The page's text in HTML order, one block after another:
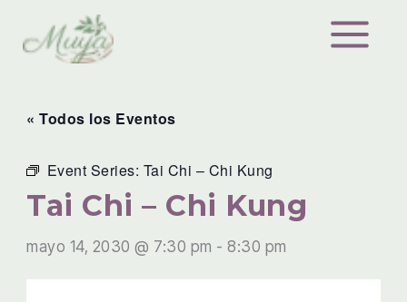
contenido
« Todos los Eventos
Event Series: Tai Chi – Chi Kung
Tai Chi – Chi Kung
mayo 14, 2030 @ 7:30 pm -8:30 pm